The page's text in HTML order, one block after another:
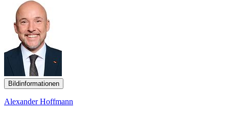
Bildinformationen
Alexander Hoffmann